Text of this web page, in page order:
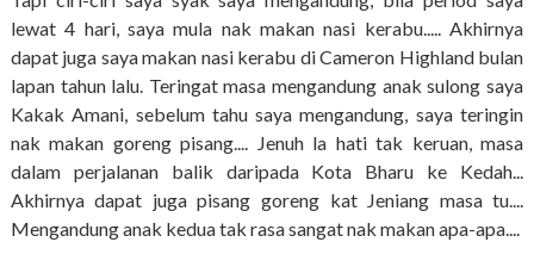
lewat 4 hari, saya mula nak makan nasi kerabu..... Akhirnya
dapat juga saya makan nasi kerabu di Cameron Highland bulan
lapan tahun lalu. Teringat masa mengandung anak sulong saya
Kakak Amani, sebelum tahu saya mengandung, saya teringin
nak makan goreng pisang.... Jenuh la hati tak keruan, masa
dalam perjalanan balik daripada Kota Bharu ke Kedah...
Akhirnya dapat juga pisang goreng kat Jeniang masa tu....
Mengandung anak kedua tak rasa sangat nak makan apa-apa....